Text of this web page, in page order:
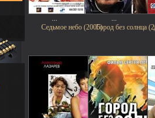
...
...
Седьмое небо (2005)Город без солнца